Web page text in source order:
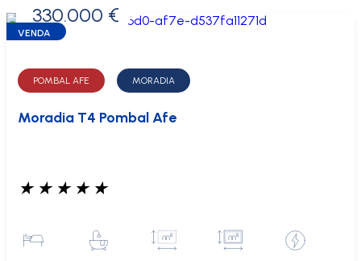
0 €
330.000 €
VENDA
POMBAL AFE MORADIA
Moradia T4 Pombal Afe
★ ★ ★ ★ ★